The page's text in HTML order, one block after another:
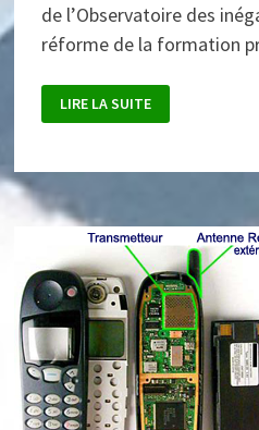
de l’Observatoire des
réforme de la formation
INÉGALITÉ
DE
LA
LIRE LA SUITE